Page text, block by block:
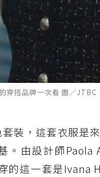
穿搭品牌一次看 圖／JTBC
裝，這套衣服是
。由設計師
的這一套是Ivana